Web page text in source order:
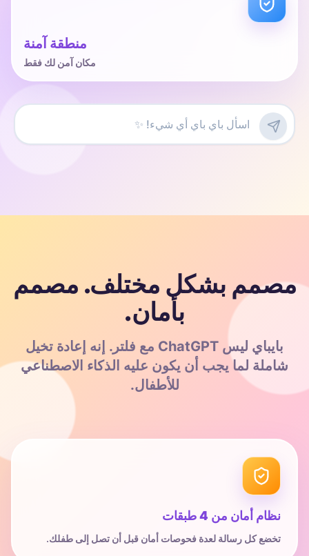
منطقة آمنة
مكان آمن لك فقط
مصمم بشكل مختلف. مصمم
بأمان.
بايباي ليس ChatGPT مع فلتر. إنه إعادة تخيل
شاملة لما يجب أن يكون عليه الذكاء الاصطناعي
للأطفال.
نظام أمان من 4 طبقات
تخضع كل رسالة لعدة فحوصات أمان قبل أن تصل إلى طفلك.